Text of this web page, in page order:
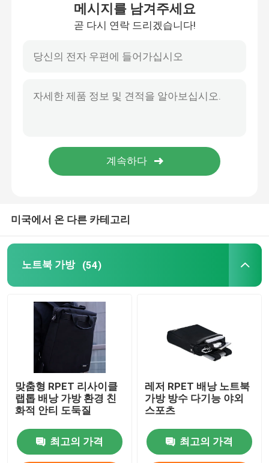
인용 을 요청 하십시오
노트북 메신저 가방
엄무용 노트북 가방
비즈니스 스링백
노트북 가방 수갑
테크 저장 가방
보호용 맥북 케이스
아이패드 케이스 커버
메시지를 남겨주세요
곧 다시 연락 드리겠습니다!
미국에서 온 다른 카테고리
노트북 가방 (54)
맞춤형 RPET 리사이클
랩톱 배낭 가방 환경 친
화적 안티 도둑질
최고의 가격
레저 RPET 배낭 노트북
가방 방수 다기능 야외
스포츠
최고의 가격